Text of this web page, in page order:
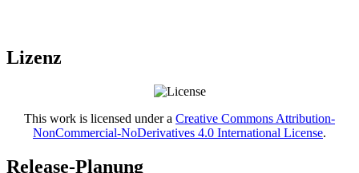
Lizenz
This work is licensed under a Creative Commons Attribution-
NonCommercial-NoDerivatives 4.0 International License.
Release-Planung